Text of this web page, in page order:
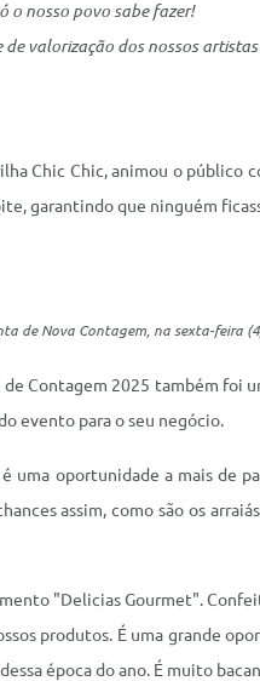
o nosso povo sabe fazer!
valorização dos nossos
Chic Chic, animou o público
garantindo que ninguém
de Nova Contagem, na sexta-feira
Contagem 2025 também
evento para o seu negócio.
uma oportunidade a mais de
assim, como são os
"Delicias Gourmet".
produtos. É uma grande
época do ano. É muito